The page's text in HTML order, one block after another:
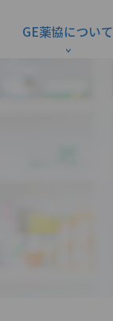
GE薬協について